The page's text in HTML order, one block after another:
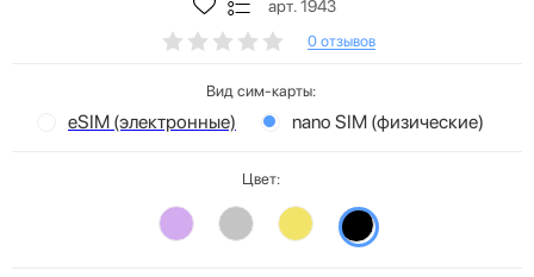
арт. 1943
0 отзывов
Вид сим-карты:
eSIM (электронные) nano SIM (физические)
Цвет: